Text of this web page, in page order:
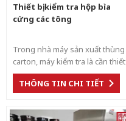
Thiết bị kiểm tra hộp bìa
cứng các tông
Trong nhà máy sản xuất thùng
carton, máy kiểm tra là cần thiết
cho việc quản lý vật liệu, kiểm
soát chất lượng và quản lý giao
THÔNG TIN CHI TIẾT